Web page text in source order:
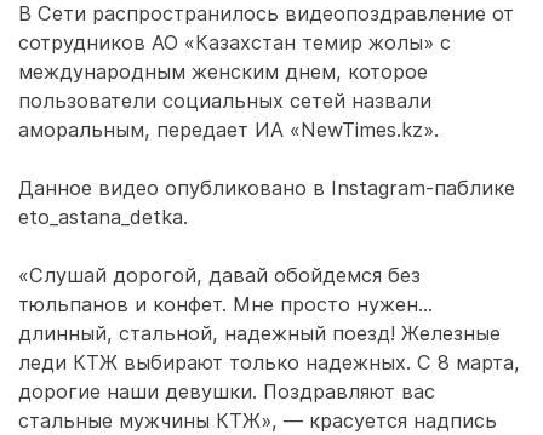
В Сети распространилось видеопоздравление от
сотрудников АО «Казахстан темир жолы» с
международным женским днем, которое
пользователи социальных сетей назвали
аморальным, передает ИА «NewTimes.kz».
Данное видео опубликовано в Instagram-паблике
eto_astana_detka.
«Слушай дорогой, давай обойдемся без
тюльпанов и конфет. Мне просто нужен…
длинный, стальной, надежный поезд! Железные
леди КТЖ выбирают только надежных. С 8 марта,
дорогие наши девушки. Поздравляют вас
стальные мужчины КТЖ», — красуется надпись